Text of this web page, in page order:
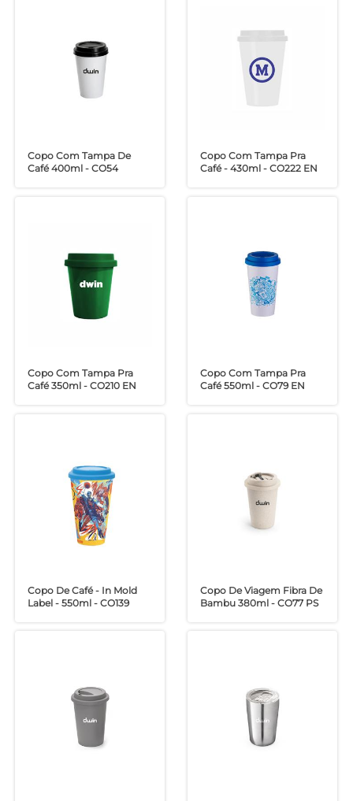
Copo Com Tampa De
Café 400ml - CO54
Copo Com Tampa Pra
Café - 430ml - CO222 EN
Copo Com Tampa Pra
Café 350ml - CO210 EN
Copo Com Tampa Pra
Café 550ml - CO79 EN
Copo De Café - In Mold
Label - 550ml - CO139
Copo De Viagem Fibra De
Bambu 380ml - CO77 PS